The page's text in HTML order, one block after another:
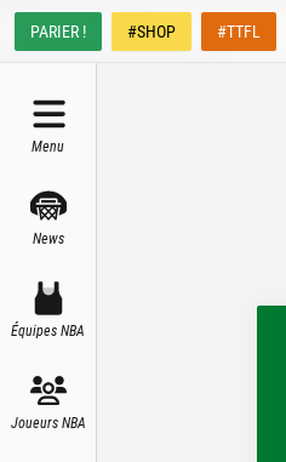
PARIER ! #SHOP #TTFL
Menu
News
Équipes NBA
Joueurs NBA